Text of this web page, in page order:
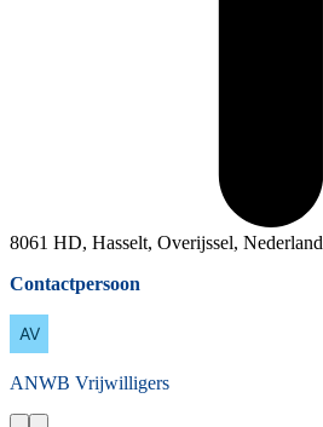
8061 HD, Hasselt, Overijssel, Nederland
Contactpersoon
ANWB Vrijwilligers